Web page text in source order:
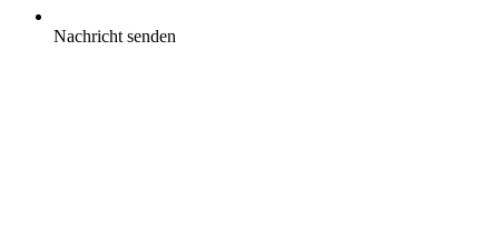
Nachricht senden